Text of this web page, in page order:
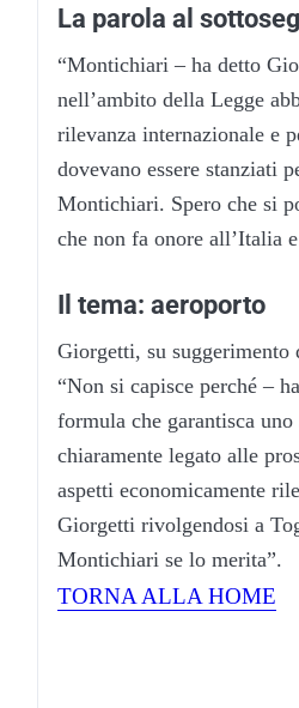
La parola al
“Montichiari – ha detto
nell’ambito della Legge
rilevanza internazionale e
dovevano essere stanziati
Montichiari. Spero che si
che non fa onore all’Italia
Il tema: aeroporto
Giorgetti, su suggerimento
“Non si capisce perché –
formula che garantisca
chiaramente legato alle
aspetti economicamente
Giorgetti rivolgendosi a
Montichiari se lo merita”.
TORNA ALLA HOME